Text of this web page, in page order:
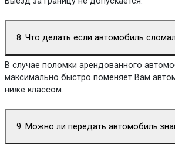
8. Что делать если автомобиль
В случае поломки арендованного
максимально быстро поменяет Вам
ниже классом.
9. Можно ли передать автомобиль